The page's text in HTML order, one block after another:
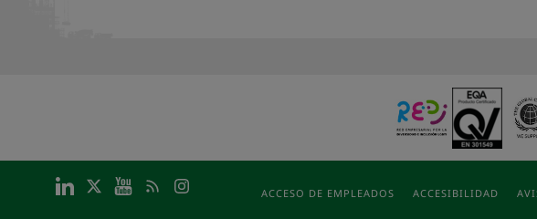
ACCESO DE EMPLEADOS ACCESIBILIDAD